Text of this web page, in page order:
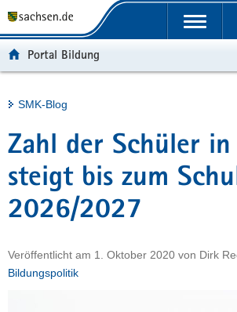
t
b
e
r
g
r
f
e
u
n
h
a
l
t
e
v
c
e
Portalübergreifende
Portal Bildung
Hauptinhalt
SMK-Blog
Zahl der Schüler in
steigt bis zum
2026/2027
Veröffentlicht am 1. Oktober 2020 von Dirk
Bildungspolitik